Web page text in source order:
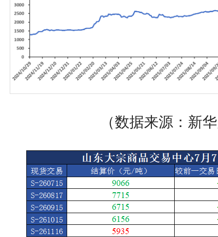
（数据来源：新